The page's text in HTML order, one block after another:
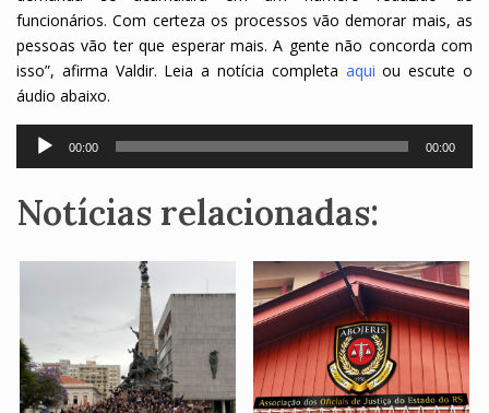
funcionários. Com certeza os processos vão demorar mais, as
pessoas vão ter que esperar mais. A gente não concorda com
isso”, afirma Valdir. Leia a notícia completa aqui ou escute o
áudio abaixo.
Tocador
00:00 00:00
Notícias relacionadas: